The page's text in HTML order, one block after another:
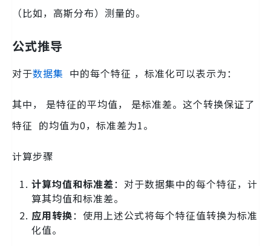
（比如，高斯分布）测量的。
公式推导
对于数据集 中的每个特征 ，标准化可以表示为：
其中， 是特征的平均值， 是标准差。这个转换保证了
特征 的均值为0，标准差为1。
计算步骤
计算均值和标准差：对于数据集中的每个特征，计
算其均值和标准差。
应用转换：使用上述公式将每个特征值转换为标准
化值。